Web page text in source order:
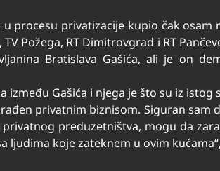
privatizacije kupio čak osam
Požega, RT Dimitrovgrad i RT
Bratislava Gašića, ali je on
Gašića i njega je što su iz istog
privatnim biznisom. Siguran
preduzetništva, mogu da
ljudima koje zateknem u ovim